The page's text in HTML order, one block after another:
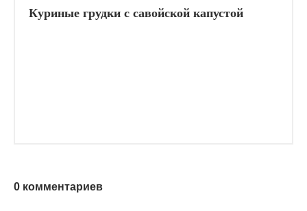
Куриные грудки с савойской капустой
0 комментариев